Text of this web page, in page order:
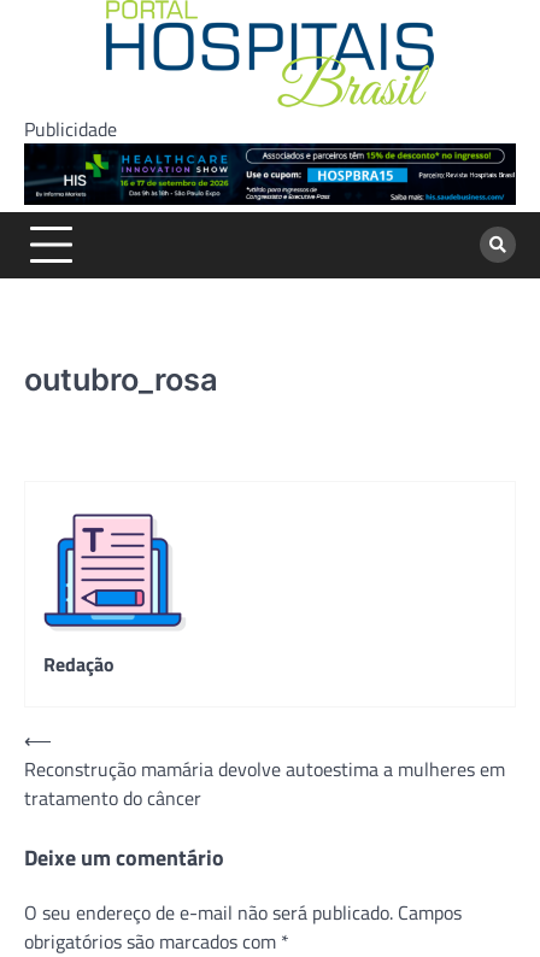
Publicidade
outubro_rosa
Redação
Navegação
de
Post
⟵
Reconstrução mamária devolve autoestima a mulheres em
tratamento do câncer
Deixe um comentário
O seu endereço de e-mail não será publicado. Campos
obrigatórios são marcados com *